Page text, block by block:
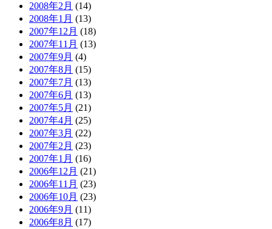
2008年2月 (14)
2008年1月 (13)
2007年12月 (18)
2007年11月 (13)
2007年9月 (4)
2007年8月 (15)
2007年7月 (13)
2007年6月 (13)
2007年5月 (21)
2007年4月 (25)
2007年3月 (22)
2007年2月 (23)
2007年1月 (16)
2006年12月 (21)
2006年11月 (23)
2006年10月 (23)
2006年9月 (11)
2006年8月 (17)